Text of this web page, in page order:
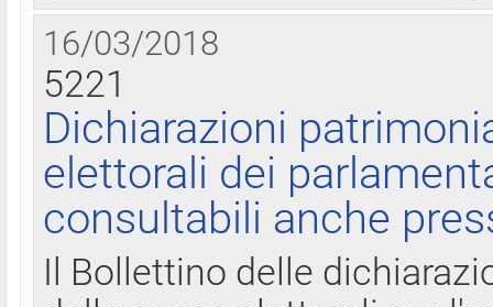
16/03/2018
5221
Dichiarazioni
elettorali dei
consultabili anche
Il Bollettino delle